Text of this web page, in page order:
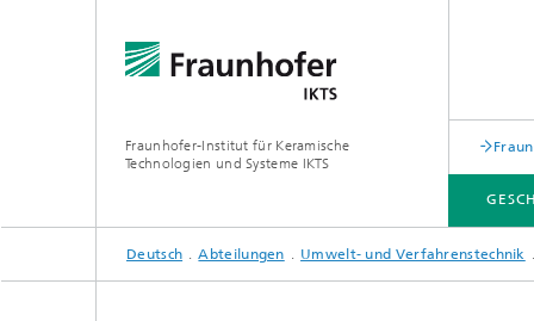
Fraunhofer-Institut für Keramische
Technologien und Systeme IKTS
GESCHÄFTSFELDER
ABTEILUNGEN
INDUSTRIELÖSUNGEN
MESSEN / VERANSTALTUNGEN
Deutsch Abteilungen Umwelt- und Verfahrenstechnik